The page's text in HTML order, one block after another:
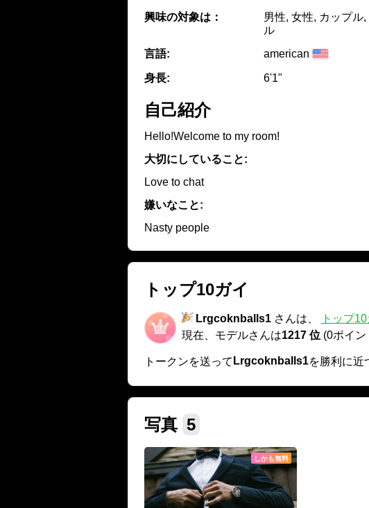
興味の対象は：
男性, 女性, カップル
ル
言語:
american
身長: 6'1"
自己紹介
Hello!Welcome to my room!
大切にしていること:
Love to chat
嫌いなこと:
Nasty people
トップ10ガイ
Lrgcoknballs1 さんは、 トップ
現在、モデルさんは1217 位 (0ポイン
トークンを送って Lrgcoknballs1を勝利に近
写真 5
しかも無料